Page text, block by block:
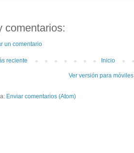
comentarios:
un comentario
reciente Inicio
Ver versión para móviles
Enviar comentarios (Atom)